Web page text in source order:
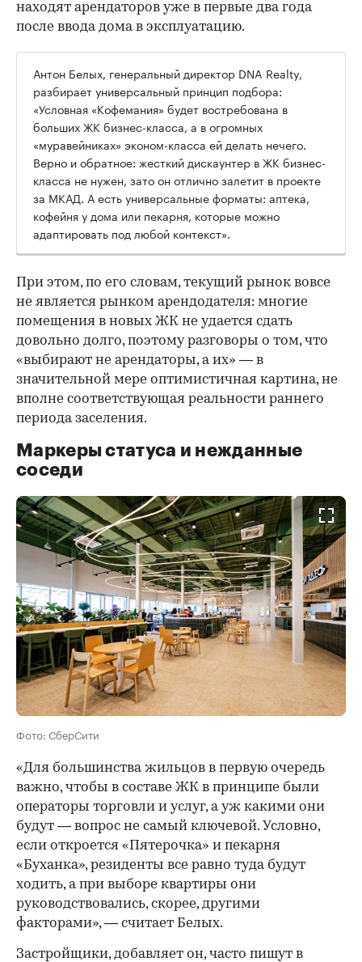
находят арендаторов уже в первые два года
после ввода дома в эксплуатацию.
Антон Белых, генеральный директор DNA Realty,
разбирает универсальный принцип подбора:
«Условная «Кофемания» будет востребована в
больших ЖК бизнес-класса, а в огромных
«муравейниках» эконом-класса ей делать нечего.
Верно и обратное: жесткий дискаунтер в ЖК бизнес-
класса не нужен, зато он отлично залетит в проекте
за МКАД. А есть универсальные форматы: аптека,
кофейня у дома или пекарня, которые можно
адаптировать под любой контекст».
При этом, по его словам, текущий рынок вовсе
не является рынком арендодателя: многие
помещения в новых ЖК не удается сдать
довольно долго, поэтому разговоры о том, что
«выбирают не арендаторы, а их» — в
значительной мере оптимистичная картина, не
вполне соответствующая реальности раннего
периода заселения.
Маркеры статуса и нежданные
соседи
Фото: СберСити
«Для большинства жильцов в первую очередь
важно, чтобы в составе ЖК в принципе были
операторы торговли и услуг, а уж какими они
будут — вопрос не самый ключевой. Условно,
если откроется «Пятерочка» и пекарня
«Буханка», резиденты все равно туда будут
ходить, а при выборе квартиры они
руководствовались, скорее, другими
факторами», — считает Белых.
Застройщики, добавляет он, часто пишут в